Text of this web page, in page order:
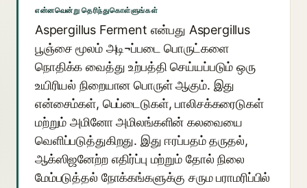
என்னவென்று தெரிந்துகொள்ளுங்கள்
Aspergillus Ferment என்பது Aspergillus
பூஞ்சை மூலம் அடி¬ப்படை பொருட்களை
நொதிக்க வைத்து உற்பத்தி செய்யப்படும் ஒரு
உயிரியல் நிறையான பொருள் ஆகும். இது
என்சைம்கள், பெப்டைடுகள், பாலிசக்கரைடுகள்
மற்றும் அமினோ அமிலங்களின் கலவையை
வெளிப்படுத்துகிறது. இது ஈரப்பதம் தருதல்,
ஆக்ஸிஜனேற்ற எதிர்ப்பு மற்றும் தோல் நிலை
மேம்படுத்தல் நோக்கங்களுக்கு சரும பராமரிப்பில்